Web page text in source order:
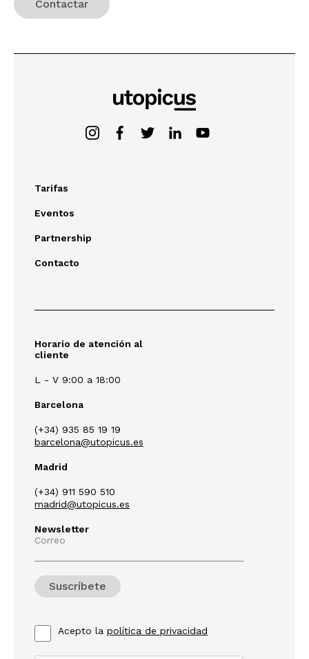
Tarifas
Eventos
Partnership
Contacto
Horario de atención al
cliente
L - V 9:00 a 18:00
Barcelona
(+34) 935 85 19 19
barcelona@utopicus.es
Madrid
(+34) 911 590 510
madrid@utopicus.es
Newsletter
Correo
Acepto la política de privacidad